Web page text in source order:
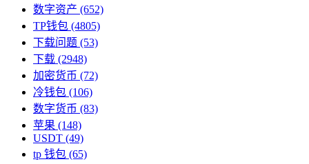
数字资产 (652)
TP钱包 (4805)
下载问题 (53)
下载 (2948)
加密货币 (72)
冷钱包 (106)
数字货币 (83)
苹果 (148)
USDT (49)
tp 钱包 (65)